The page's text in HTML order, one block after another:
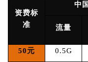
资费标
准
中
流量
50元 0.5G